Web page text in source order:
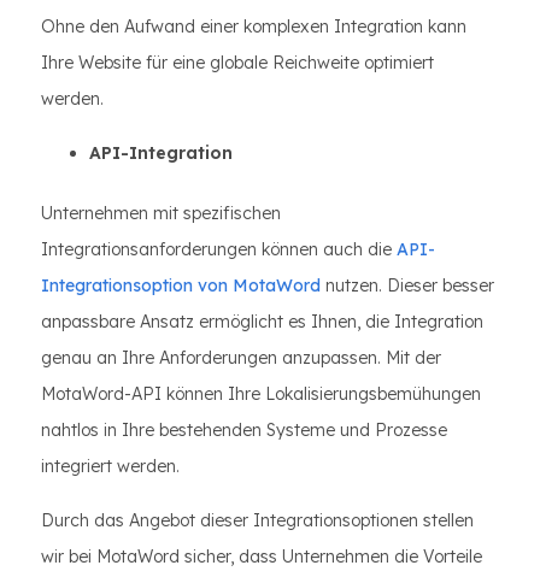
Ohne den Aufwand einer komplexen Integration kann
Ihre Website für eine globale Reichweite optimiert
werden.
API-Integration
Unternehmen mit spezifischen
Integrationsanforderungen können auch die API-
Integrationsoption von MotaWord nutzen. Dieser besser
anpassbare Ansatz ermöglicht es Ihnen, die Integration
genau an Ihre Anforderungen anzupassen. Mit der
MotaWord-API können Ihre Lokalisierungsbemühungen
nahtlos in Ihre bestehenden Systeme und Prozesse
integriert werden.
Durch das Angebot dieser Integrationsoptionen stellen
wir bei MotaWord sicher, dass Unternehmen die Vorteile